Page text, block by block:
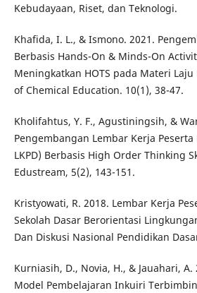
Kebudayaan, Riset, dan Teknologi.
Khafida, I. L., & Ismono. 2021.
Berbasis Hands-On & Minds-On
Meningkatkan HOTS pada Materi Laju
of Chemical Education. 10(1), 38-47.
Kholifahtus, Y. F., Agustiningsih, &
Pengembangan Lembar Kerja
LKPD) Berbasis High Order Thinking
Edustream, 5(2), 143-151.
Kristyowati, R. 2018. Lembar Kerja
Sekolah Dasar Berorientasi
Dan Diskusi Nasional Pendidikan
Kurniasih, D., Novia, H., & Jauahari, A.
Model Pembelajaran Inkuiri